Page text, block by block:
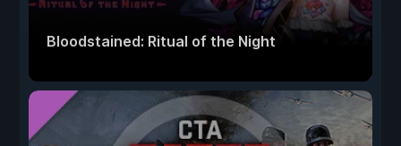
Bloodstained: Ritual of the Night